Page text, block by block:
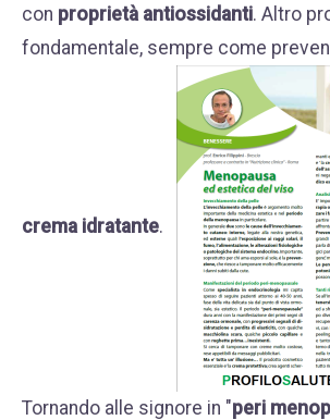
con proprietà antiossidanti. Altro prodotto
fondamentale, sempre come
crema idratante
Tornando alle signore in "peri